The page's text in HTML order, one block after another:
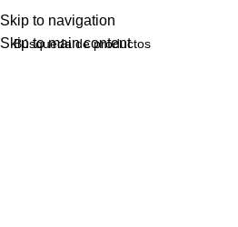
Skip to navigation
Skip to main content